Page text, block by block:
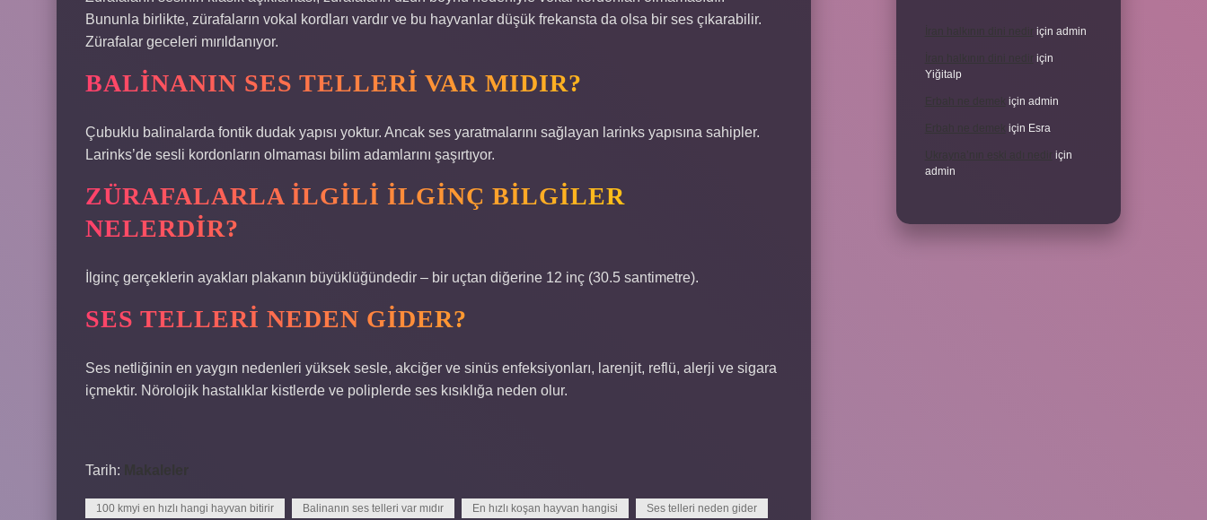
Bununla birlikte, zürafaların vokal kordları vardır ve bu hayvanlar düşük frekansta da olsa bir ses çıkarabilir.
Zürafalar geceleri mırıldanıyor.
BALINANIN SES TELLERI VAR MIDIR?
Çubuklu balinalarda fontik dudak yapısı yoktur. Ancak ses yaratmalarını sağlayan larinks yapısına sahipler.
Larinks’de sesli kordonların olmaması bilim adamlarını şaşırtıyor.
ZÜRAFALARLA ILGILI ILGINÇ BILGILER
NELERDIR?
İlginç gerçeklerin ayakları plakanın büyüklüğündedir – bir uçtan diğerine 12 inç (30.5 santimetre).
SES TELLERI NEDEN GIDER?
Ses netliğinin en yaygın nedenleri yüksek sesle, akciğer ve sinüs enfeksiyonları, larenjit, reflü, alerji ve sigara
içmektir. Nörolojik hastalıklar kistlerde ve poliplerde ses kısıklığa neden olur.
Tarih: Makaleler
100 kmyi en hızlı hangi hayvan bitirir Balinanın ses telleri var mıdır En hızlı koşan hayvan hangisi Ses telleri neden gider
için admin
için
Yiğitalp
için admin
için Esra
için
admin